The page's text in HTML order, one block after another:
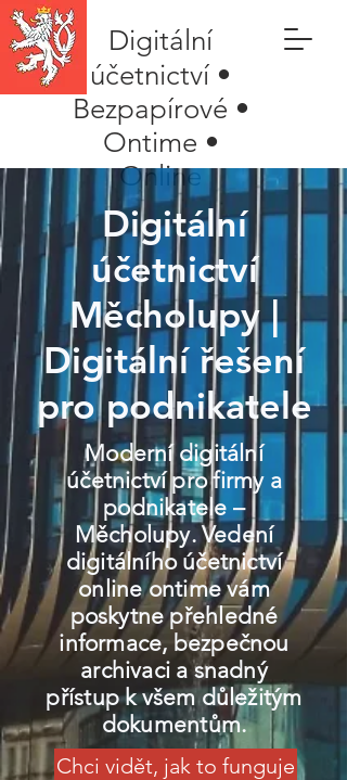
Digitální
účetnictví •
Bezpapírové •
Ontime •
Online
Digitální
účetnictví
Měcholupy |
Digitální řešení
pro podnikatele
Moderní digitální
účetnictví pro firmy a
podnikatele –
Měcholupy. Vedení
digitálního účetnictví
online ontime vám
poskytne přehledné
informace, bezpečnou
archivaci a snadný
přístup k všem důležitým
dokumentům.
Chci vidět, jak to funguje